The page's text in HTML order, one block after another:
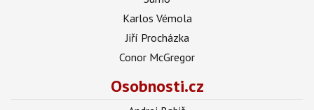
Karlos Vémola
Jiří Procházka
Conor McGregor
Osobnosti.cz